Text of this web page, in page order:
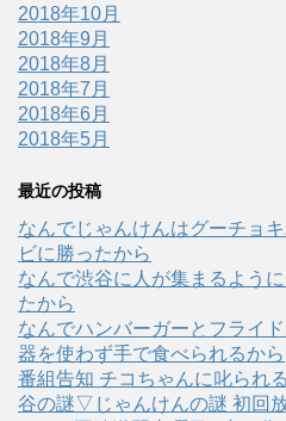
2018年10月
2018年9月
2018年8月
2018年7月
2018年6月
2018年5月
最近の投稿
なんでじゃんけんはグーチョ
ビに勝ったから
なんで渋谷に人が集まるよう
たから
なんでハンバーガーとフライ
器を使わず手で食べられるから
番組告知 チコちゃんに叱ら
谷の謎▽じゃんけんの謎 初回